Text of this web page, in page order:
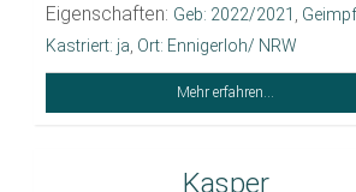
Eigenschaften: Geb: 2022/2021
Kastriert: ja Ort: Ennigerloh/ NRW
Mehr erfahren...
Kasper